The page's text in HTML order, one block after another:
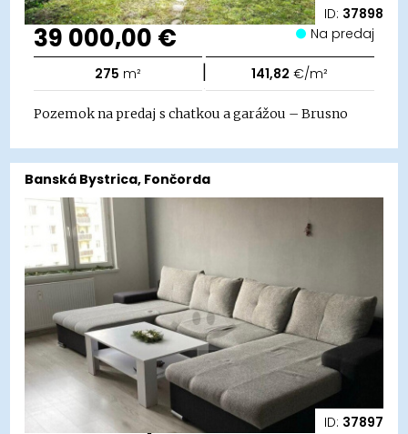
ID: 37898
39 000,00 € Na predaj
275 m² | 141,82 €/m²
Pozemok na predaj s chatkou a garážou – Brusno
ID: 37897
Banská Bystrica, Fončorda